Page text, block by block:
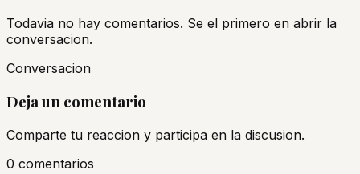
Todavia no hay comentarios. Se el primero en abrir la
conversacion.
Conversacion
Deja un comentario
Comparte tu reaccion y participa en la discusion.
0 comentarios